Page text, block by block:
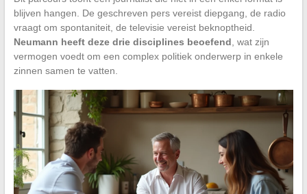
blijven hangen. De geschreven pers vereist diepgang, de radio
vraagt om spontaniteit, de televisie vereist beknoptheid.
Neumann heeft deze drie disciplines beoefend , wat zijn
vermogen voedt om een complex politiek onderwerp in enkele
zinnen samen te vatten.